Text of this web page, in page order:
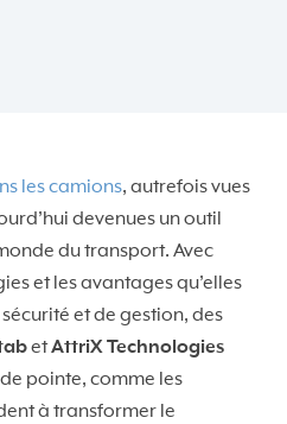
les camions, autrefois vues
devenues un outil
du transport. Avec
et les avantages qu’elles
et de gestion, des
etAttriX Technologies
pointe, comme les
à transformer le